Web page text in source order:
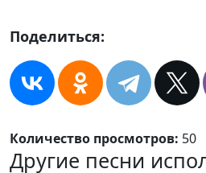
Поделиться:
Количество просмотров: 50
Другие песни